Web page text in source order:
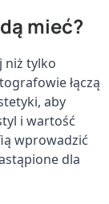
mieć?
niż tylko
łączą
aby
i wartość
wprowadzić
dla